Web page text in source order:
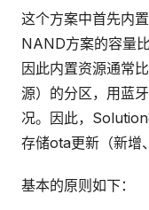
这个方案中首先内
NAND方案的容量
因此内置资源通常
源）的分区，用蓝
况。因此，
存储ota更新（新增
基本的原则如下：